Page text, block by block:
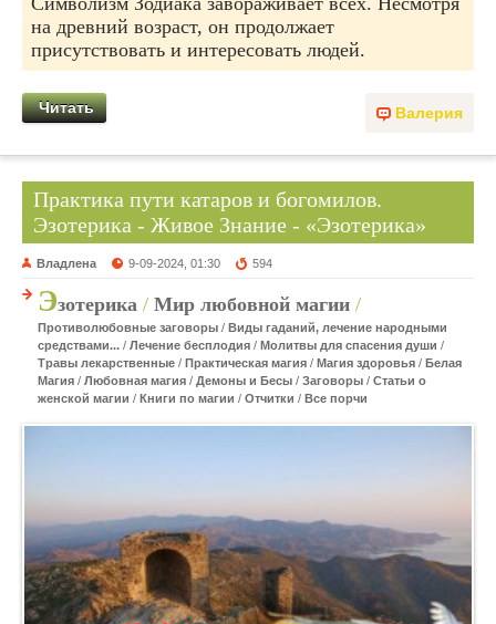
на древний возраст, он продолжает
присутствовать и интересовать людей.
Валерия
Читать
Практика пути катаров и богомилов.
Эзотерика - Живое Знание - «Эзотерика»
Владлена 9-09-2024, 01:30 594
Эзотерика / Мир любовной магии /
Противолюбовные заговоры / Виды гаданий, лечение народными
средствами... / Лечение бесплодия / Молитвы для спасения души /
Травы лекарственные / Практическая магия / Магия здоровья / Белая
Магия / Любовная магия / Демоны и Бесы / Заговоры / Статьи о
женской магии / Книги по магии / Отчитки / Все порчи